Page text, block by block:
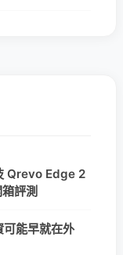
Qrevo Edge 2
評測
能早就在外